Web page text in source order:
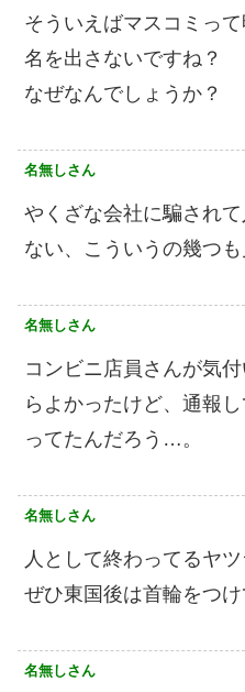
そういえばマスコミっ
名を出さないですね？
なぜなんでしょうか？
名無しさん
やくざな会社に騙され
ない、こういうの幾つも
名無しさん
コンビニ店員さんが気
らよかったけど、通報
ってたんだろう…。
名無しさん
人として終わってるヤ
ぜひ東国後は首輪をつ
名無しさん